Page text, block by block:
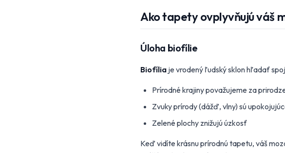
Ako tapety ovplyvňujú váš
Úloha biofílie
Biofília je vrodený ľudský sklon hľadať
Prírodné krajiny považujeme za
Zvuky prírody (dážď, vlny) sú
Zelené plochy znižujú úzkosť
Keď vidíte krásnu prírodnú tapetu, váš